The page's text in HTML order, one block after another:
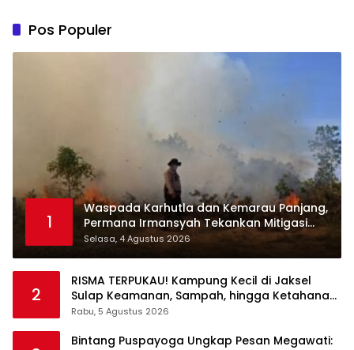
Pos Populer
1
Waspada Karhutla dan Kemarau Panjang,
Permana Irmansyah Tekankan Mitigasi
Berbasis Komunitas
Selasa, 4 Agustus 2026
2
RISMA TERPUKAU! Kampung Kecil di Jaksel
Sulap Keamanan, Sampah, hingga Ketahanan
Pangan Jadi Satu Sistem
Rabu, 5 Agustus 2026
Bintang Puspayoga Ungkap Pesan Megawati: